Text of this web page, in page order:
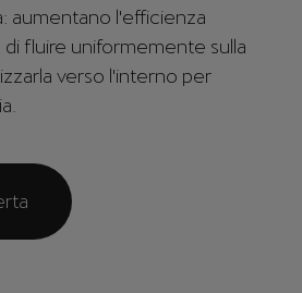
aumentano l'efficienza
fluire uniformemente sulla
verso l'interno per